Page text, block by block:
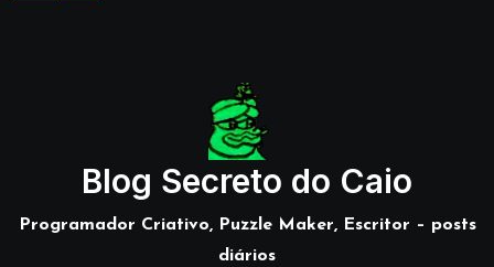
Blog Secreto do Caio
Programador Criativo, Puzzle Maker, Escritor – posts
diários